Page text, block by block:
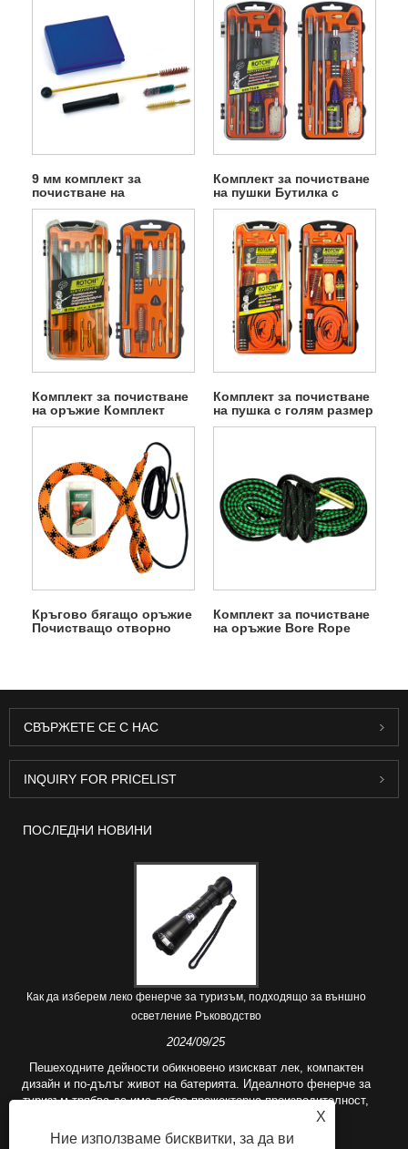
9 мм комплект за
почистване на
пистолети и пистолети с
бутилка масло
Комплект за почистване
на пушки Бутилка с
масло в оранжева кутия
Комплект за почистване
на оръжие Комплект
пушка
Комплект за почистване
на пушка с голям размер
оранжева кутия
Кръгово бягащо оръжие
Почистващо отворно
Комплект за почистване
на оръжие Bore Rope
СВЪРЖЕТЕ СЕ С НАС
INQUIRY FOR PRICELIST
ПОСЛЕДНИ НОВИНИ
Как да изберем леко фенерче за туризъм, подходящо за външно
осветление Ръководство
2024/09/25
Пешеходните дейности обикновено изискват лек, компактен
дизайн и по-дълъг живот на батерията. Идеалното фенерче за
туризъм трябва да има добра прожекторна производителност,
X
Ние използваме бисквитки, за да ви